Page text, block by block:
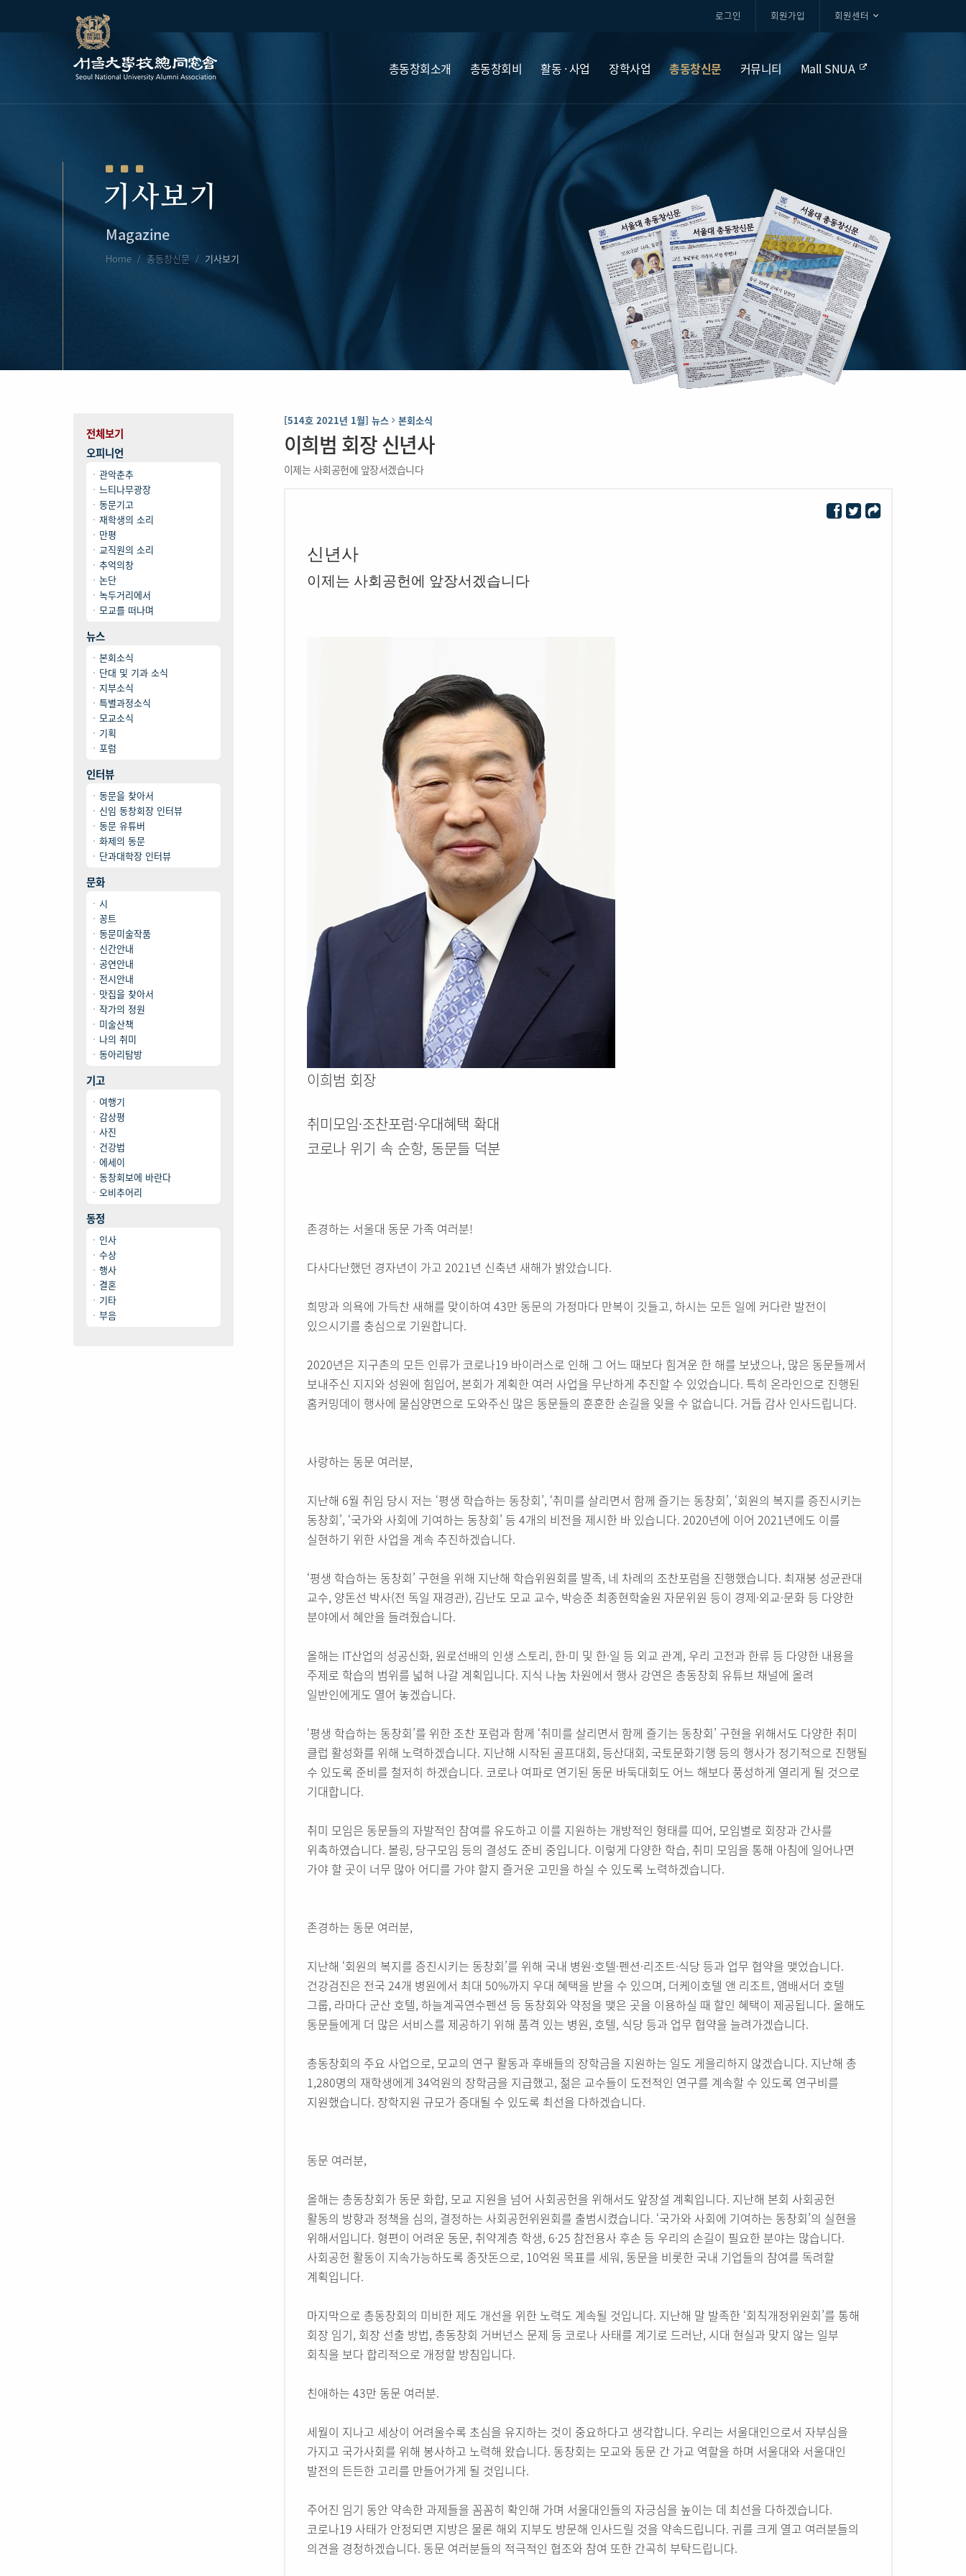
로그인 회원가입 회원센터
총동창회소개 총동창회비 활동 · 사업 장학사업 총동창신문 커뮤니티 Mall SNUA
기사보기
Magazine
Home 총동창신문 기사보기
전체보기
오피니언
관악춘추
느티나무광장
동문기고
재학생의 소리
만평
교직원의 소리
추억의창
논단
녹두거리에서
모교를 떠나며
뉴스
본회소식
단대 및 기과 소식
지부소식
특별과정소식
모교소식
기획
포럼
인터뷰
동문을 찾아서
신임 동창회장 인터뷰
동문 유튜버
화제의 동문
단과대학장 인터뷰
문화
시
꽁트
동문미술작품
신간안내
공연안내
전시안내
맛집을 찾아서
작가의 정원
미술산책
나의 취미
동아리탐방
기고
여행기
감상평
사진
건강법
에세이
동창회보에 바란다
오비추어리
동정
인사
수상
행사
결혼
기타
부음
[514호 2021년 1월] 뉴스 본회소식
이희범 회장 신년사
이제는 사회공헌에 앞장서겠습니다
신년사
이제는 사회공헌에 앞장서겠습니다
이희범 회장
취미모임·조찬포럼·우대혜택 확대
코로나 위기 속 순항, 동문들 덕분
존경하는 서울대 동문 가족 여러분!
다사다난했던 경자년이 가고 2021년 신축년 새해가 밝았습니다.
희망과 의욕에 가득찬 새해를 맞이하여 43만 동문의 가정마다 만복이 깃들고, 하시는 모든 일에 커다란 발전이
있으시기를 충심으로 기원합니다.
2020년은 지구촌의 모든 인류가 코로나19 바이러스로 인해 그 어느 때보다 힘겨운 한 해를 보냈으나, 많은 동문들께서
보내주신 지지와 성원에 힘입어, 본회가 계획한 여러 사업을 무난하게 추진할 수 있었습니다. 특히 온라인으로 진행된
홈커밍데이 행사에 물심양면으로 도와주신 많은 동문들의 훈훈한 손길을 잊을 수 없습니다. 거듭 감사 인사드립니다.
사랑하는 동문 여러분,
지난해 6월 취임 당시 저는 ‘평생 학습하는 동창회’, ‘취미를 살리면서 함께 즐기는 동창회’, ‘회원의 복지를 증진시키는
동창회’, ‘국가와 사회에 기여하는 동창회’ 등 4개의 비전을 제시한 바 있습니다. 2020년에 이어 2021년에도 이를
실현하기 위한 사업을 계속 추진하겠습니다.
‘평생 학습하는 동창회’ 구현을 위해 지난해 학습위원회를 발족, 네 차례의 조찬포럼을 진행했습니다. 최재붕 성균관대
교수, 양돈선 박사(전 독일 재경관), 김난도 모교 교수, 박승준 최종현학술원 자문위원 등이 경제·외교·문화 등 다양한
분야에서 혜안을 들려줬습니다.
올해는 IT산업의 성공신화, 원로선배의 인생 스토리, 한·미 및 한·일 등 외교 관계, 우리 고전과 한류 등 다양한 내용을
주제로 학습의 범위를 넓혀 나갈 계획입니다. 지식 나눔 차원에서 행사 강연은 총동창회 유튜브 채널에 올려
일반인에게도 열어 놓겠습니다.
‘평생 학습하는 동창회’를 위한 조찬 포럼과 함께 ‘취미를 살리면서 함께 즐기는 동창회’ 구현을 위해서도 다양한 취미
클럽 활성화를 위해 노력하겠습니다. 지난해 시작된 골프대회, 등산대회, 국토문화기행 등의 행사가 정기적으로 진행될
수 있도록 준비를 철저히 하겠습니다. 코로나 여파로 연기된 동문 바둑대회도 어느 해보다 풍성하게 열리게 될 것으로
기대합니다.
취미 모임은 동문들의 자발적인 참여를 유도하고 이를 지원하는 개방적인 형태를 띠어, 모임별로 회장과 간사를
위촉하였습니다. 볼링, 당구모임 등의 결성도 준비 중입니다. 이렇게 다양한 학습, 취미 모임을 통해 아침에 일어나면
가야 할 곳이 너무 많아 어디를 가야 할지 즐거운 고민을 하실 수 있도록 노력하겠습니다.
존경하는 동문 여러분,
지난해 ‘회원의 복지를 증진시키는 동창회’를 위해 국내 병원·호텔·펜션·리조트·식당 등과 업무 협약을 맺었습니다.
건강검진은 전국 24개 병원에서 최대 50%까지 우대 혜택을 받을 수 있으며, 더케이호텔 앤 리조트, 앰배서더 호텔
그룹, 라마다 군산 호텔, 하늘계곡연수펜션 등 동창회와 약정을 맺은 곳을 이용하실 때 할인 혜택이 제공됩니다. 올해도
동문들에게 더 많은 서비스를 제공하기 위해 품격 있는 병원, 호텔, 식당 등과 업무 협약을 늘려가겠습니다.
총동창회의 주요 사업으로, 모교의 연구 활동과 후배들의 장학금을 지원하는 일도 게을리하지 않겠습니다. 지난해 총
1,280명의 재학생에게 34억원의 장학금을 지급했고, 젊은 교수들이 도전적인 연구를 계속할 수 있도록 연구비를
지원했습니다. 장학지원 규모가 증대될 수 있도록 최선을 다하겠습니다.
동문 여러분,
올해는 총동창회가 동문 화합, 모교 지원을 넘어 사회공헌을 위해서도 앞장설 계획입니다. 지난해 본회 사회공헌
활동의 방향과 정책을 심의, 결정하는 사회공헌위원회를 출범시켰습니다. ‘국가와 사회에 기여하는 동창회’의 실현을
위해서입니다. 형편이 어려운 동문, 취약계층 학생, 6·25 참전용사 후손 등 우리의 손길이 필요한 분야는 많습니다.
사회공헌 활동이 지속가능하도록 종잣돈으로, 10억원 목표를 세워, 동문을 비롯한 국내 기업들의 참여를 독려할
계획입니다.
마지막으로 총동창회의 미비한 제도 개선을 위한 노력도 계속될 것입니다. 지난해 말 발족한 ‘회칙개정위원회’를 통해
회장 임기, 회장 선출 방법, 총동창회 거버넌스 문제 등 코로나 사태를 계기로 드러난, 시대 현실과 맞지 않는 일부
회칙을 보다 합리적으로 개정할 방침입니다.
친애하는 43만 동문 여러분.
세월이 지나고 세상이 어려울수록 초심을 유지하는 것이 중요하다고 생각합니다. 우리는 서울대인으로서 자부심을
가지고 국가사회를 위해 봉사하고 노력해 왔습니다. 동창회는 모교와 동문 간 가교 역할을 하며 서울대와 서울대인
발전의 든든한 고리를 만들어가게 될 것입니다.
주어진 임기 동안 약속한 과제들을 꼼꼼히 확인해 가며 서울대인들의 자긍심을 높이는 데 최선을 다하겠습니다.
코로나19 사태가 안정되면 지방은 물론 해외 지부도 방문해 인사드릴 것을 약속드립니다. 귀를 크게 열고 여러분들의
의견을 경청하겠습니다. 동문 여러분들의 적극적인 협조와 참여 또한 간곡히 부탁드립니다.